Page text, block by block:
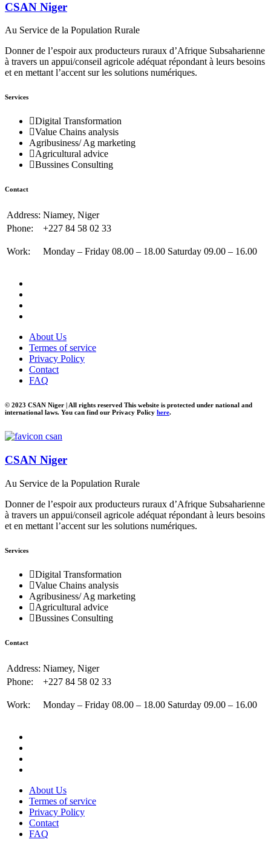
CSAN Niger
Au Service de la Population Rurale
Donner de l’espoir aux producteurs ruraux d’Afrique Subsaharienne
à travers un appui/conseil agricole adéquat répondant à leurs besoins
et en mettant l’accent sur les solutions numériques.
Services
Digital Transformation
Value Chains analysis
Agribusiness/ Ag marketing
Agricultural advice
Bussines Consulting
Contact
Address: Niamey, Niger
Phone:
+227 84 58 02 33
Work: Monday – Friday 08.00 – 18.00 Saturday 09.00 – 16.00
About Us
Termes of service
Privacy Policy
Contact
FAQ
© 2023 CSAN Niger | All rights reserved This website is protected under national and
international laws. You can find our Privacy Policy here.
CSAN Niger
Au Service de la Population Rurale
Donner de l’espoir aux producteurs ruraux d’Afrique Subsaharienne
à travers un appui/conseil agricole adéquat répondant à leurs besoins
et en mettant l’accent sur les solutions numériques.
Services
Digital Transformation
Value Chains analysis
Agribusiness/ Ag marketing
Agricultural advice
Bussines Consulting
Contact
Address: Niamey, Niger
Phone:
+227 84 58 02 33
Work: Monday – Friday 08.00 – 18.00 Saturday 09.00 – 16.00
About Us
Termes of service
Privacy Policy
Contact
FAQ